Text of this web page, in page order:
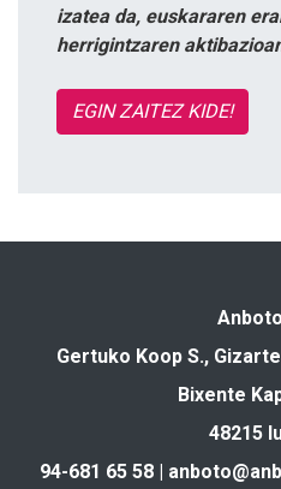
izatea da, euskararen
herrigintzaren
EGIN ZAITEZ KIDE!
Gertuko Koop S.,
Bixente
48215
94-681 65 58 |